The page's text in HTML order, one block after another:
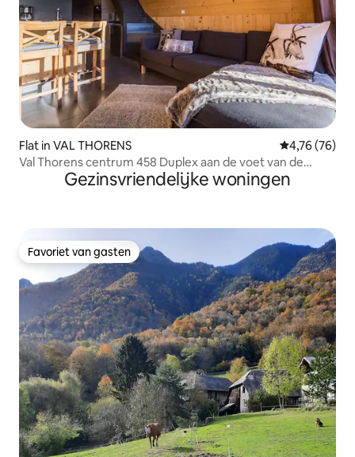
Flat in VAL THORENS Gemiddelde
4,76 (76)
Val Thorens centrum 458 Duplex aan de voet van de
Gezinsvriendelijke woningen
Favoriet van gasten
Favoriet van gasten